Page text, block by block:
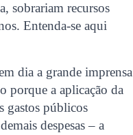
sobrariam recursos
Entenda-se aqui
dia a grande imprensa
porque a aplicação da
gastos públicos
despesas – a